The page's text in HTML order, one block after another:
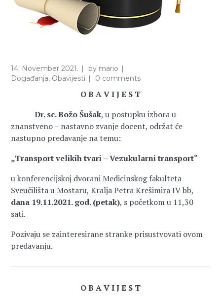
14. November 2021. by mario
Događanja, Obavijesti 0 comments
O B A V I J E S T
Dr. sc. Božo Šušak, u postupku izbora u
znanstveno – nastavno zvanje docent, održat će
nastupno predavanje na temu:
„Transport velikih tvari – Vezukularni transport“
u konferencijskoj dvorani Medicinskog fakulteta
Sveučilišta u Mostaru, Kralja Petra Krešimira IV bb,
dana 19.11.2021. god. (petak), s početkom u 11,30
sati.
Pozivaju se zainteresirane stranke prisustvovati ovom
predavanju.
O B A V I J E S T